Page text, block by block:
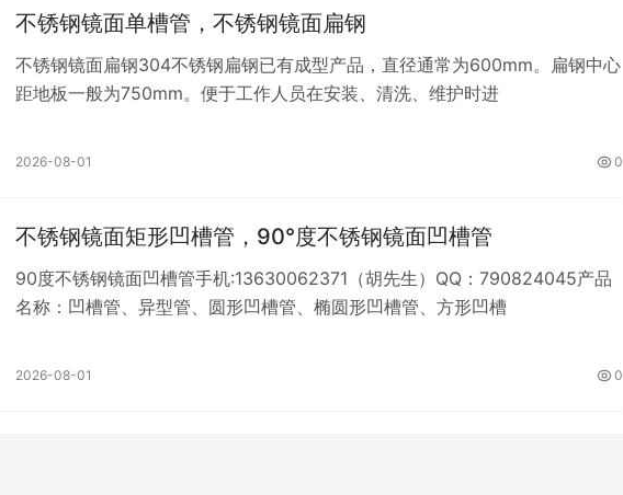
不锈钢镜面单槽管，不锈钢镜面扁钢
不锈钢镜面扁钢304不锈钢扁钢已有成型产品，直径通常为600mm。扁钢中心
距地板一般为750mm。便于工作人员在安装、清洗、维护时进
2026-08-01 0
不锈钢镜面矩形凹槽管，90°度不锈钢镜面凹槽管
90度不锈钢镜面凹槽管手机:13630062371（胡先生）QQ：790824045产品
名称：凹槽管、异型管、圆形凹槽管、椭圆形凹槽管、方形凹槽
2026-08-01 0